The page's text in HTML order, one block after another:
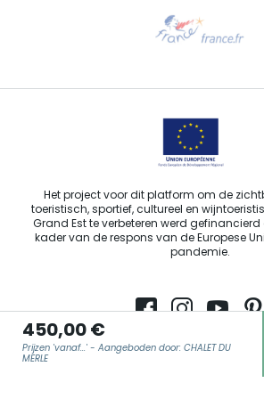
450,00 €
Prijzen 'vanaf...' - Aangeboden door: CHALET DU
MERLE
Stuur ons een e-mail
Het project voor dit platform om de
toeristisch, sportief, cultureel en
Grand Est te verbeteren werd gefinancierd
kader van de respons van de Europese
pandemie.
Agence Régionale du Tourisme Grand Est